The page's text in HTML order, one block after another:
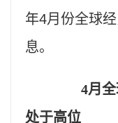
年4月份全球
息。
4月
处于高位